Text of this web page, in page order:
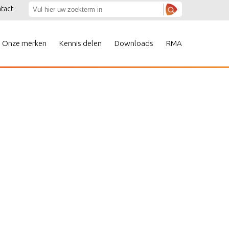
Onze merken Kennis delen Downloads RMA